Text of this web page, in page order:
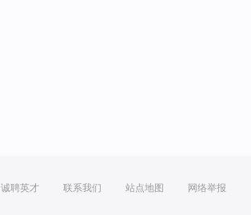
诚聘英才 联系我们 站点地图 网络举报